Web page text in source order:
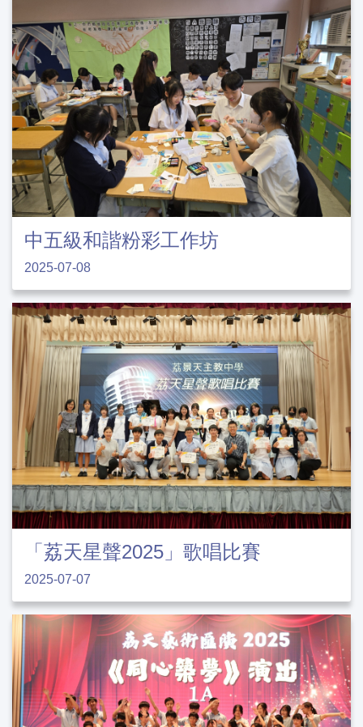
中五級和諧粉彩工作坊
2025-07-08
「荔天星聲2025」歌唱比賽
2025-07-07